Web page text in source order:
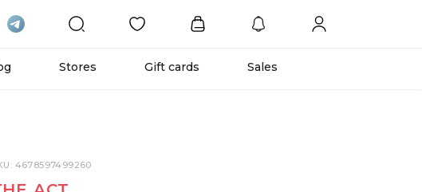
Stores Gift cards Sales
4678597499260